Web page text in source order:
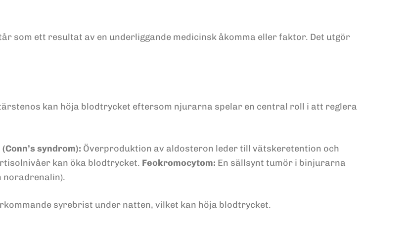
som ett resultat av en underliggande medicinsk åkomma eller faktor. Det utgör
kan höja blodtrycket eftersom njurarna spelar en central roll i att reglera
syndrom): Överproduktion av aldosteron leder till vätskeretention och
kan öka blodtrycket. Feokromocytom: En sällsynt tumör i binjurarna
noradrenalin).
syrebrist under natten, vilket kan höja blodtrycket.